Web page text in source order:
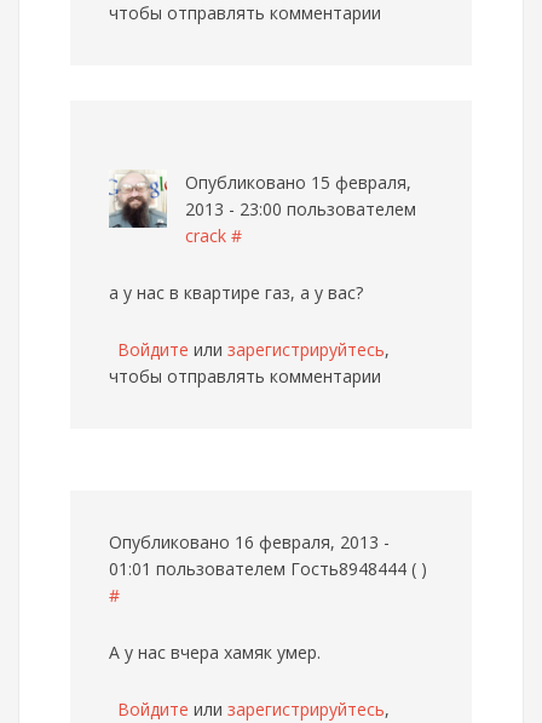
чтобы отправлять комментарии
Опубликовано 15 февраля,
2013 - 23:00 пользователем
crack #
а у нас в квартире газ, а у вас?
Войдите или зарегистрируйтесь,
чтобы отправлять комментарии
Опубликовано 16 февраля, 2013 -
01:01 пользователем Гость8948444 ( )
#
А у нас вчера хамяк умер.
Войдите или зарегистрируйтесь,